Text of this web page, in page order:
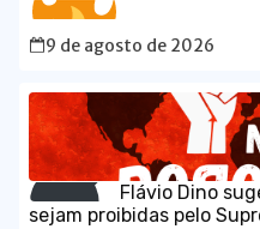
9 de agosto de 2026
Flávio Dino
sejam proibidas pelo